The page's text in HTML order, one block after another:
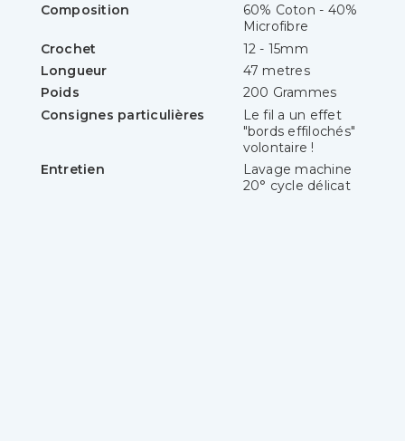
Composition
60% Coton - 40%
Microfibre
Crochet
12 - 15mm
Longueur
47 metres
Poids
200 Grammes
Consignes particulières
Le fil a un effet
"bords effilochés"
volontaire !
Entretien
Lavage machine
20° cycle délicat